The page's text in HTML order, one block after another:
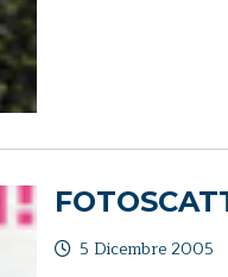
5 Dicembre 2005